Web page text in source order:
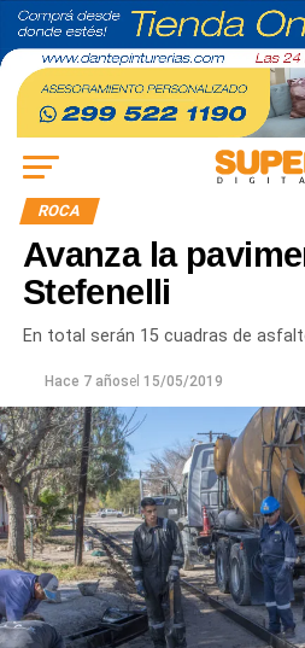
ROCA
Avanza la
Stefenelli
En total serán 15 cuadras de
Hace 7 añosel 15/05/2019